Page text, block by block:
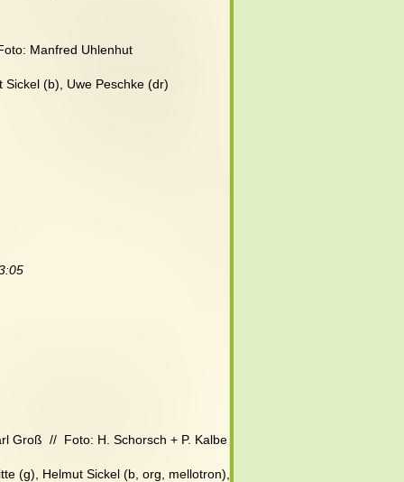
Manfred Uhlenhut
(b), Uwe Peschke (dr)
Groß  //  Foto: H. Schorsch + P. Kalbe
(g), Helmut Sickel (b, org, mellotron),